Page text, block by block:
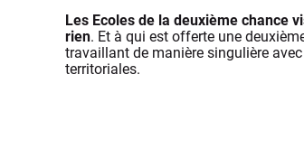
Les Ecoles de la deuxième chance
rien. Et à qui est offerte une
travaillant de manière singulière
territoriales.